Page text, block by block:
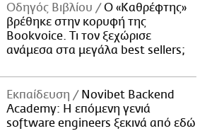
Οδηγός Βιβλίου
Ο «Καθρέφτης»
βρέθηκε στην κορυφή της
Bookvoice. Τι τον ξεχώρισε
ανάμεσα στα μεγάλα best sellers;
Εκπαίδευση
Novibet Backend
Academy: Η επόμενη γενιά
software engineers ξεκινά από εδώ